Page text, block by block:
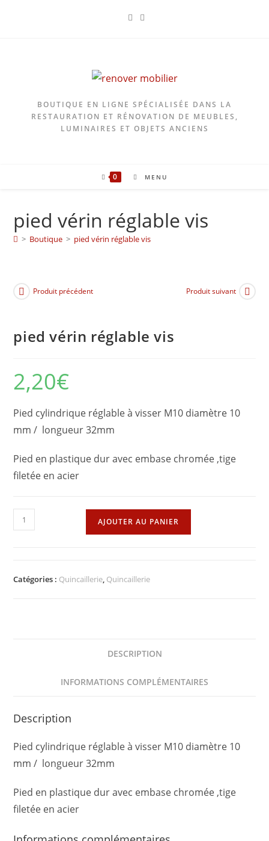
BOUTIQUE EN LIGNE SPÉCIALISÉE DANS LA
RESTAURATION ET RÉNOVATION DE MEUBLES,
LUMINAIRES ET OBJETS ANCIENS
0 MENU
pied vérin réglable vis
> Boutique > pied vérin réglable vis
Produit précédent Produit suivant
pied vérin réglable vis
2,20€
Pied cylindrique réglable à visser M10 diamètre 10
mm / longueur 32mm
Pied en plastique dur avec embase chromée ,tige
filetée en acier
quantité
de
réglable
AJOUTER AU PANIER
Catégories : Quincaillerie, Quincaillerie
DESCRIPTION
INFORMATIONS COMPLÉMENTAIRES
Description
Pied cylindrique réglable à visser M10 diamètre 10
mm / longueur 32mm
Pied en plastique dur avec embase chromée ,tige
filetée en acier